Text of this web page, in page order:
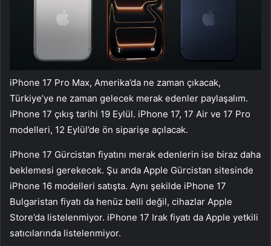
iPhone 17 Pro Max, Amerika’da ne zaman çıkacak,
Türkiye’ye ne zaman gelecek merak edenler paylaşalım.
iPhone 17 çıkış tarihi 19 Eylül. iPhone 17, 17 Air ve 17 Pro
modelleri, 12 Eylül’de ön siparişe açılacak.
iPhone 17 Gürcistan fiyatını merak edenlerin ise biraz daha
beklemesi gerekecek. Şu anda Apple Gürcistan sitesinde
iPhone 16 modelleri satışta. Aynı şekilde iPhone 17
Bulgaristan fiyatı da henüz belli değil, cihazlar Apple
Store’da listelenmiyor. iPhone 17 Irak fiyatı da Apple yetkili
satıcılarında listelenmiyor.